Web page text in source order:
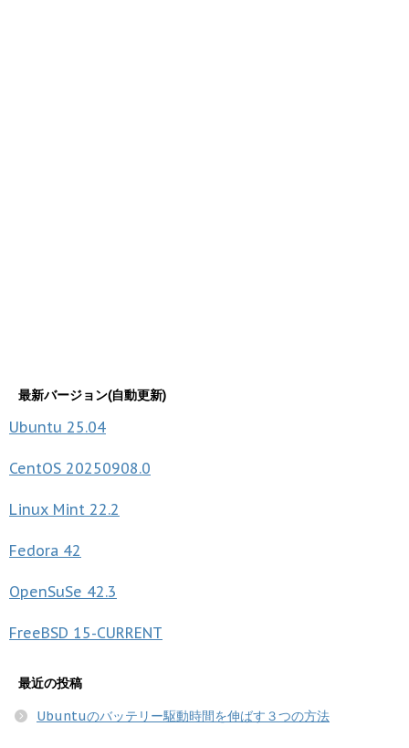
最新バージョン(自動更新)
Ubuntu 25.04
CentOS 20250908.0
Linux Mint 22.2
Fedora 42
OpenSuSe 42.3
FreeBSD 15-CURRENT
最近の投稿
Ubuntuのバッテリー駆動時間を伸ばす３つの方法